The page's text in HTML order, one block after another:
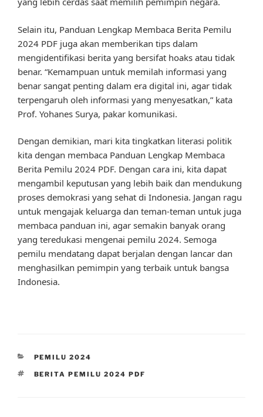
Selain itu, Panduan Lengkap Membaca Berita Pemilu
2024 PDF juga akan memberikan tips dalam
mengidentifikasi berita yang bersifat hoaks atau tidak
benar. “Kemampuan untuk memilah informasi yang
benar sangat penting dalam era digital ini, agar tidak
terpengaruh oleh informasi yang menyesatkan,” kata
Prof. Yohanes Surya, pakar komunikasi.
Dengan demikian, mari kita tingkatkan literasi politik
kita dengan membaca Panduan Lengkap Membaca
Berita Pemilu 2024 PDF. Dengan cara ini, kita dapat
mengambil keputusan yang lebih baik dan mendukung
proses demokrasi yang sehat di Indonesia. Jangan ragu
untuk mengajak keluarga dan teman-teman untuk juga
membaca panduan ini, agar semakin banyak orang
yang teredukasi mengenai pemilu 2024. Semoga
pemilu mendatang dapat berjalan dengan lancar dan
menghasilkan pemimpin yang terbaik untuk bangsa
Indonesia.
CATEGORIES
PEMILU 2024
TAGS
BERITA PEMILU 2024 PDF